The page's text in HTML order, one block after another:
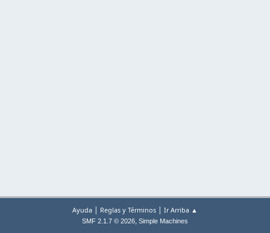
Ayuda | Reglas y Términos | Ir Arriba ▲
SMF 2.1.7 © 2026, Simple Machines